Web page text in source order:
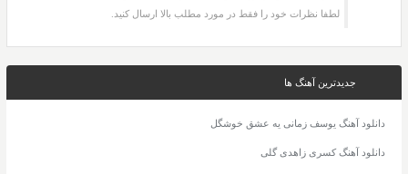
لطفا نظرات خود را فقط در مورد مطلب بالا ارسال کنید.
جدیدترین آهنگ ها
دانلود آهنگ یوسف زمانی یه عشق خوشگل
دانلود آهنگ کسری زاهدی گلی